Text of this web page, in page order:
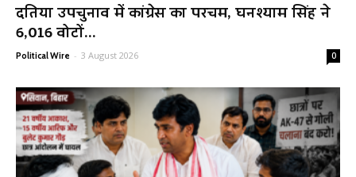
दतिया उपचुनाव में कांग्रेस का परचम, घनश्याम सिंह ने
6,016 वोटों...
Political Wire - 3 August 2026 0